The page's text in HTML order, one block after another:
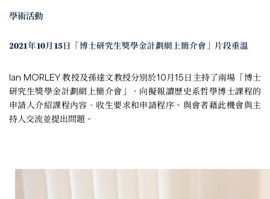
學術活動
2021年10月15日「博士研究生獎學金計劃網上簡介會」片段重溫
Ian MORLEY 教授及孫達文教授分別於10月15日主持了兩場「博士
研究生獎學金計劃網上簡介會」，向擬報讀歷史系哲學博士課程的
申請人介紹課程內容、收生要求和申請程序。與會者藉此機會與主
持人交流並提出問題。